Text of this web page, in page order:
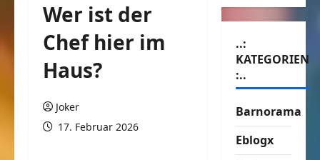
Wer ist der
Chef hier im
Haus?
Joker
17. Februar 2026
..:
KATEGORIEN
:..
Barnorama
Eblogx